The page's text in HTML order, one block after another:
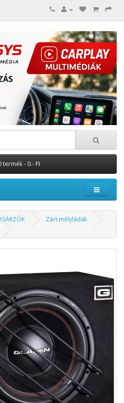
termék - 0.- Ft
Zárt mélyládák